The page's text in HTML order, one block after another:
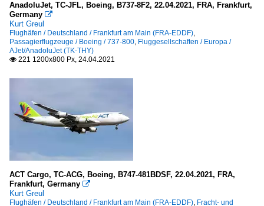
AnadoluJet, TC-JFL, Boeing, B737-8F2, 22.04.2021, FRA, Frankfurt,
Germany 
Kurt Greul
Flughäfen / Deutschland / Frankfurt am Main (FRA-EDDF),
Passagierflugzeuge / Boeing / 737-800, Fluggesellschaften / Europa /
AJet/AnadoluJet (TK-THY)
 221 1200x800 Px, 24.04.2021
ACT Cargo, TC-ACG, Boeing, B747-481BDSF, 22.04.2021, FRA,
Frankfurt, Germany 
Kurt Greul
Flughäfen / Deutschland / Frankfurt am Main (FRA-EDDF), Fracht- und